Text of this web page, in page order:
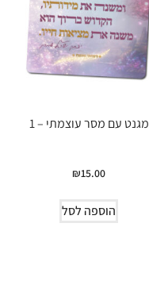
מגנט עם מסר עוצמתי – 1
₪15.00
הוספה לסל